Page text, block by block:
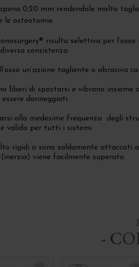
0,20 mm rendendole molto
le osteotomie.
risulta selettiva per
consistenza.
un’azione tagliente o abrasiva
liberi di spostarsi e vibrano
danneggiati.
alla medesime frequenza degli
valido per tutti i sistemi.
rigidi o sono saldamente attaccati
viene facilmente superato.
-